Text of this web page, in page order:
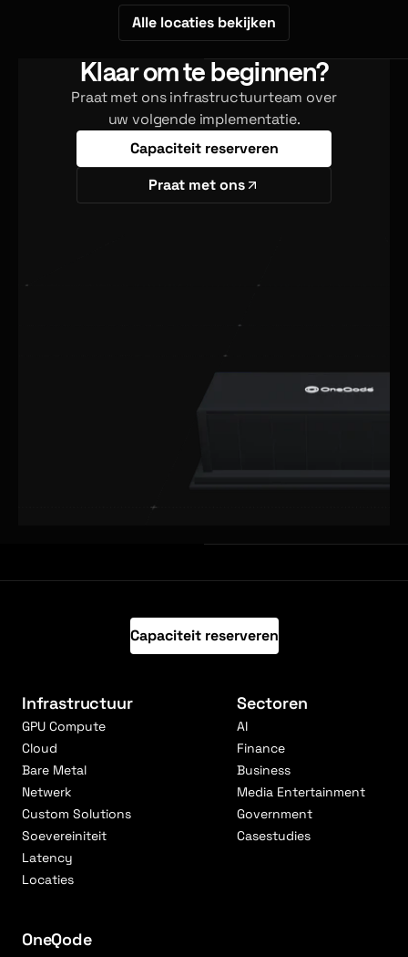
Alle locaties bekijken
Klaar om te beginnen?
Praat met ons infrastructuurteam over
uw volgende implementatie.
Capaciteit reserveren
Praat met ons
Capaciteit reserveren
Infrastructuur
GPU Compute
Cloud
Bare Metal
Netwerk
Custom Solutions
Soevereiniteit
Latency
Locaties
Sectoren
AI
Finance
Business
Media Entertainment
Government
Casestudies
OneQode